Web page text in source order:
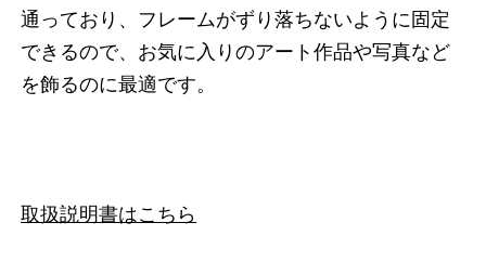
通っており、フレームがずり落ちないように固定
できるので、お気に入りのアート作品や写真など
を飾るのに最適です。
取扱説明書はこちら